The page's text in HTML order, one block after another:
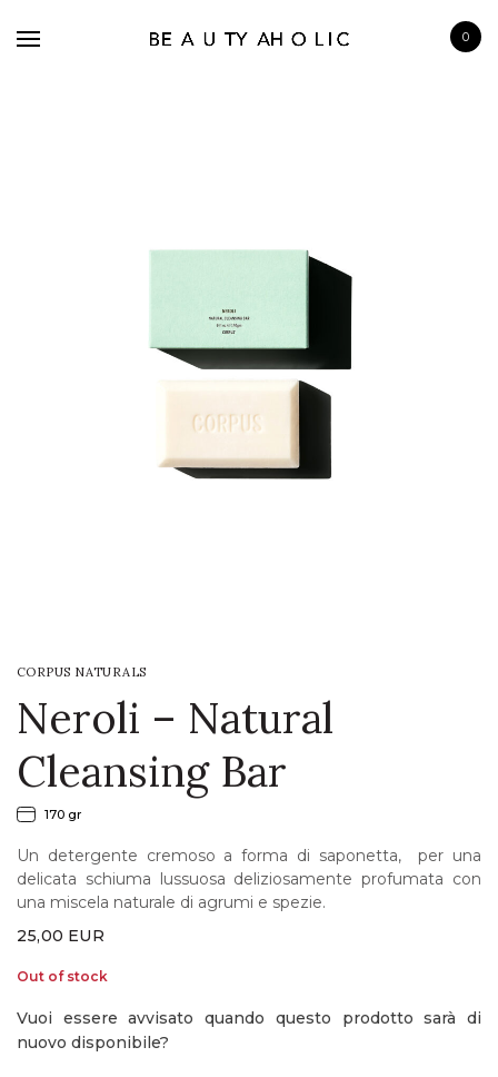
0
CORPUS NATURALS
Neroli – Natural
Cleansing Bar
170 gr
Un detergente cremoso a forma di saponetta, per una
delicata schiuma lussuosa deliziosamente profumata con
una miscela naturale di agrumi e spezie.
25,00 EUR
Out of stock
Vuoi essere avvisato quando questo prodotto sarà di
nuovo disponibile?